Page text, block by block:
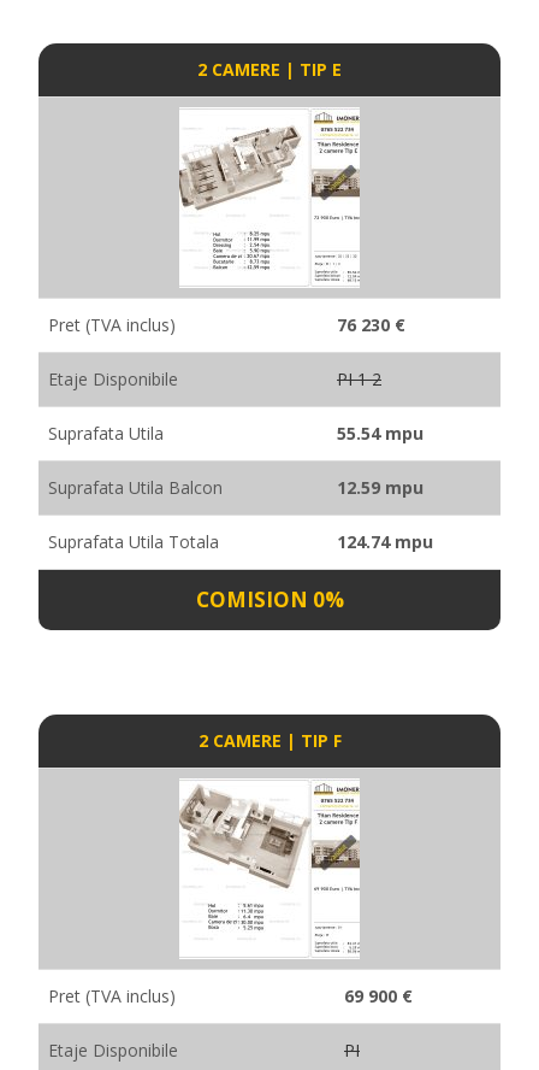
2 CAMERE | TIP E
Pret (TVA inclus) 76 230 €
Etaje Disponibile PI 1 2
Suprafata Utila 55.54 mpu
Suprafata Utila Balcon 12.59 mpu
Suprafata Utila Totala 124.74 mpu
COMISION 0%
2 CAMERE | TIP F
Pret (TVA inclus) 69 900 €
Etaje Disponibile PI